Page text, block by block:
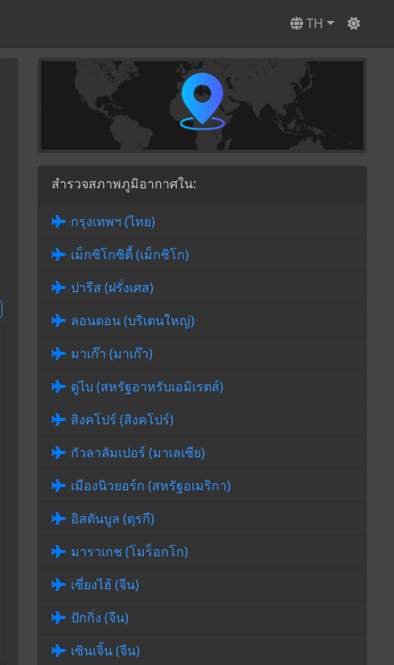
TH
สำรวจสภาพภูมิอากาศใน:
กรุงเทพฯ (ไทย)
เม็กซิโกซิตี้ (เม็กซิโก)
ปารีส (ฝรั่งเศส)
ลอนดอน (บริเตนใหญ่)
มาเก๊า (มาเก๊า)
ดูไบ (สหรัฐอาหรับเอมิเรตส์)
สิงคโปร์ (สิงคโปร์)
กัวลาลัมเปอร์ (มาเลเซีย)
เมืองนิวยอร์ก (สหรัฐอเมริกา)
อิสตันบูล (ตุรกี)
มาราเกช (โมร็อกโก)
เซี่ยงไฮ้ (จีน)
ปักกิ่ง (จีน)
เซินเจิ้น (จีน)